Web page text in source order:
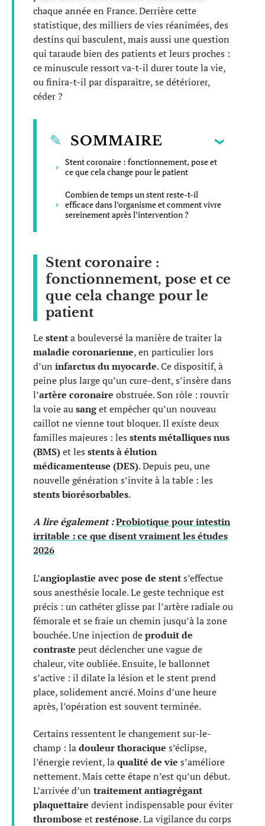
chaque année en France. Derrière cette
statistique, des milliers de vies réanimées, des
destins qui basculent, mais aussi une question
qui taraude bien des patients et leurs proches :
ce minuscule ressort va-t-il durer toute la vie,
ou finira-t-il par disparaître, se détériorer,
céder ?
SOMMAIRE
Stent coronaire : fonctionnement, pose et
ce que cela change pour le patient
Combien de temps un stent reste-t-il
efficace dans l’organisme et comment vivre
sereinement après l’intervention ?
Stent coronaire :
fonctionnement, pose et ce
que cela change pour le
patient
Lestenta bouleversé la manière de traiter la
maladie coronarienne, en particulier lors
d’un infarctus du myocarde. Ce dispositif, à
peine plus large qu’un cure-dent, s’insère dans
l’artère coronaire obstruée. Son rôle : rouvrir
la voie ausanget empêcher qu’un nouveau
caillot ne vienne tout bloquer. Il existe deux
familles majeures : les stents métalliques nus
(BMS)et les stents à élution
médicamenteuse (DES). Depuis peu, une
nouvelle génération s’invite à la table : les
stents biorésorbables.
A lire également :Probiotique pour intestin
irritable : ce que disent vraiment les études
2026
L’angioplastie avec pose de stents’effectue
sous anesthésie locale. Le geste technique est
précis : un cathéter glisse par l’artère radiale ou
fémorale et se fraie un chemin jusqu’à la zone
bouchée. Une injection deproduit de
contraste peut déclencher une vague de
chaleur, vite oubliée. Ensuite, le ballonnet
s’active : il dilate la lésion et le stent prend
place, solidement ancré. Moins d’une heure
après, l’opération est souvent terminée.
Certains ressentent le changement sur-le-
champ : ladouleur thoracique s’éclipse,
l’énergie revient, laqualité de vie s’améliore
nettement. Mais cette étape n’est qu’un début.
L’arrivée d’un traitement antiagrégant
plaquettaire devient indispensable pour éviter
thrombose etresténose. La vigilance du corps